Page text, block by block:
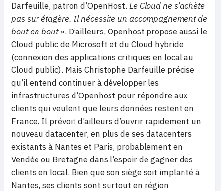
Darfeuille, patron d’OpenHost. Le Cloud ne s’achète
pas sur étagère. Il nécessite un accompagnement de
bout en bout». D’ailleurs, Openhost propose aussi le
Cloud public de Microsoft et du Cloud hybride
(connexion des applications critiques en local au
Cloud public). Mais Christophe Darfeuille précise
qu’il entend continuer à développer les
infrastructures d’Openhost pour répondre aux
clients qui veulent que leurs données restent en
France. Il prévoit d’ailleurs d’ouvrir rapidement un
nouveau datacenter, en plus de ses datacenters
existants à Nantes et Paris, probablement en
Vendée ou Bretagne dans l’espoir de gagner des
clients en local. Bien que son siège soit implanté à
Nantes, ses clients sont surtout en région